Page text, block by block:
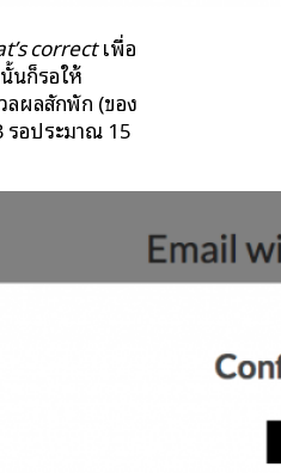
correctเพื่อ
นก็รอให้
ผลสักพัก (ของ
รอประมาณ 15